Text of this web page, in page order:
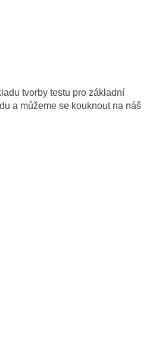
tvorby testu pro základní
a můžeme se kouknout na náš